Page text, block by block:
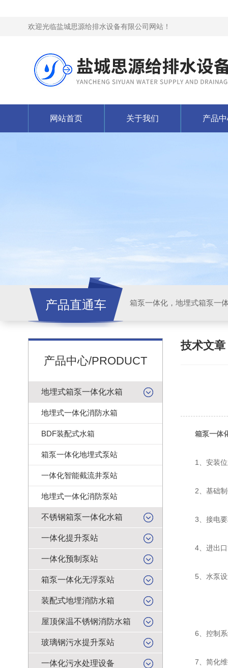
欢迎光临盐城思源给排水设备有限公司网站！
网站首页 关于我们 产品
产品直通车
产品中心/PRODUCT
地埋式箱泵一体化水箱
地埋式一体化消防水箱
BDF装配式水箱
箱泵一体化地埋式泵站
一体化智能截流井泵站
地埋式一体化消防泵站
不锈钢箱泵一体化水箱
一体化提升泵站
一体化预制泵站
箱泵一体化无浮泵站
装配式地埋消防水箱
屋顶保温不锈钢消防水箱
玻璃钢污水提升泵站
一体化污水处理设备
技术文章
箱泵一体
1、安装位置
2、基础制作
3、接电要求
4、进出口管
5、水泵设
6、控制系统
7、简化维护